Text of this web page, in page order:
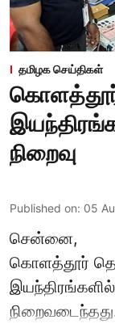
தமிழக செய்திகள்
கொளத்தூர்
நிறைவு
Published on: 05
சென்னை,
கொளத்தூர்